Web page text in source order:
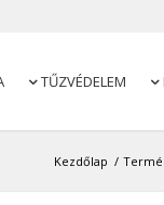
 TŰZVÉDELEM 
Kezdőlap /